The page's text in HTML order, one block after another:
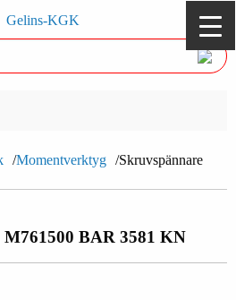
Momentverktyg Skruvspännare
M761500 BAR 3581 KN